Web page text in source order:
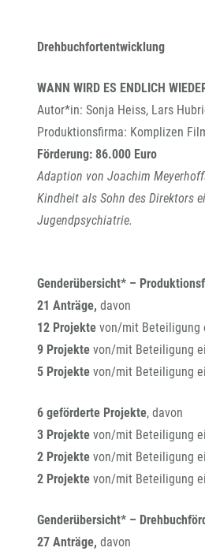
Drehbuchfortentwicklung
WANN WIRD ES ENDLICH
Autor*in: Sonja Heiss, Lars
Produktionsfirma: Komplizen
Förderung: 86.000 Euro
Adaption von Joachim
Kindheit als Sohn des Direktors
Jugendpsychiatrie.
Genderübersicht* –
21 Anträge, davon
12 Projekte von/mit Beteiligung
9 Projekte von/mit Beteiligung
5 Projekte von/mit Beteiligung
6 geförderte Projekte, davon
3 Projekte von/mit Beteiligung
2 Projekte von/mit Beteiligung
2 Projekte von/mit Beteiligung
Genderübersicht* –
27 Anträge, davon